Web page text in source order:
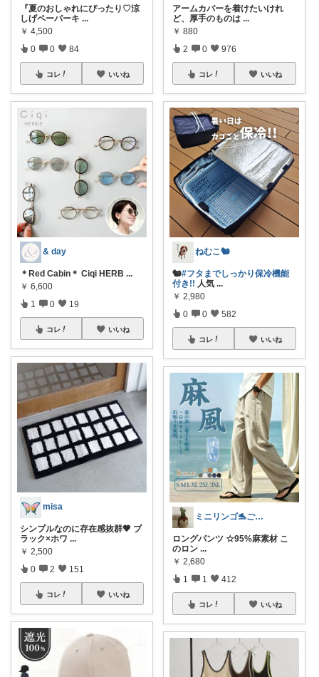
『夏のおしゃれにぴったり♡涼
しげペーパーキ ...
￥ 4,500
0 0 84
コレ いいね
& day
＊Red Cabin＊ Ciqi HERB ...
￥ 6,600
1 0 19
コレ いいね
misa
シンプルなのに存在感抜群🖤 ブ
ラック×ホワ ...
￥ 2,500
0 2 151
コレ いいね
アームカバーを着けたいけれ
ど、厚手のものは ...
￥ 880
2 0 976
コレ いいね
ねむこ🐿
🐿#フタまでしっかり保冷機能
付き!! 人気 ...
￥ 2,980
0 0 582
コレ いいね
ミニリンゴ🐬ご縁に感謝🌻ありがとう
ロングパンツ ☆95%麻素材‌ こ
のロン ...
￥ 2,680
1 1 412
コレ いいね